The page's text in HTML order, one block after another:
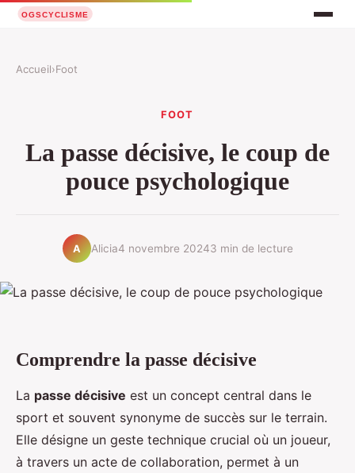
Accueil›Foot
FOOT
La passe décisive, le coup de
pouce psychologique
A Alicia4 novembre 20243 min de lecture
Comprendre la passe décisive
La passe décisive est un concept central dans le
sport et souvent synonyme de succès sur le terrain.
Elle désigne un geste technique crucial où un joueur,
à travers un acte de collaboration, permet à un